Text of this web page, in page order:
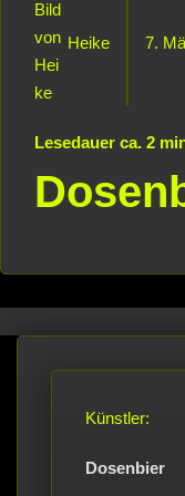
Heike 7.
Lesedauer ca. 2
Künstler:
Dosenbier